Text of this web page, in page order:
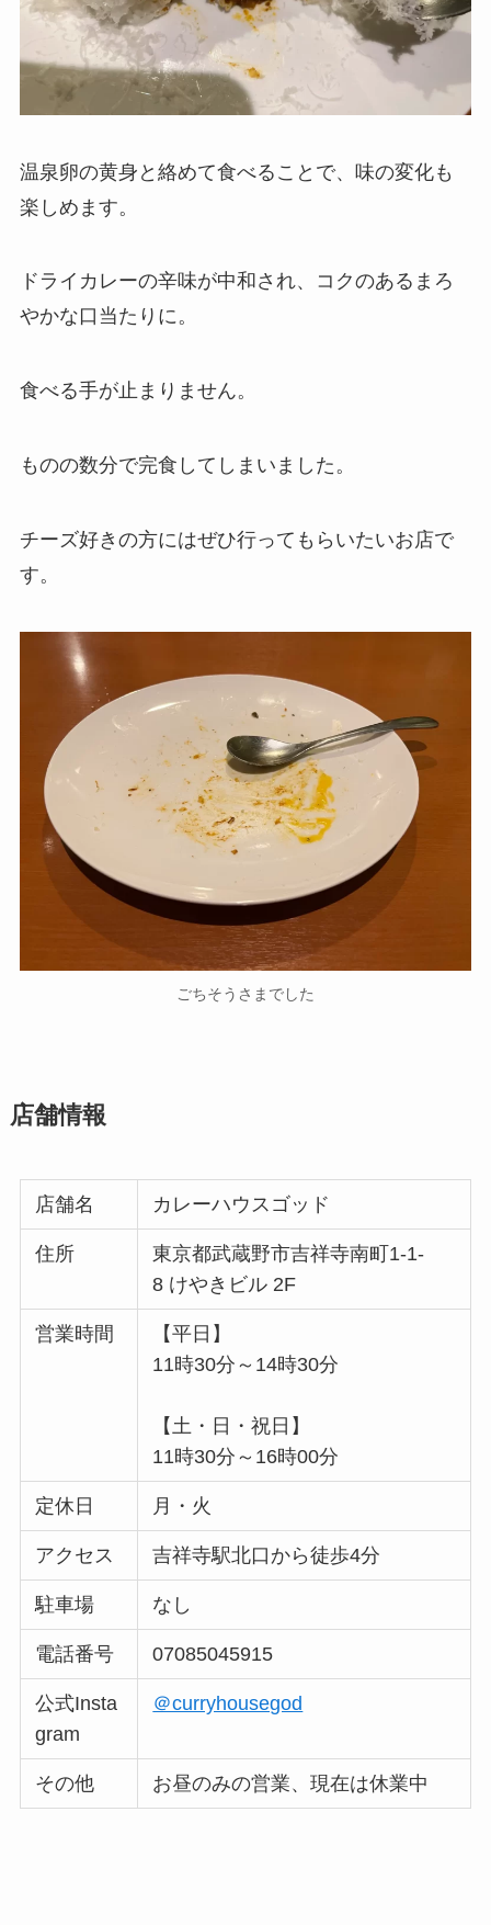
温泉卵の黄身と絡めて食べることで、味の変化も
楽しめます。
ドライカレーの辛味が中和され、コクのあるまろ
やかな口当たりに。
食べる手が止まりません。
ものの数分で完食してしまいました。
チーズ好きの方にはぜひ行ってもらいたいお店で
す。
ごちそうさまでした
店舗情報
店舗名 カレーハウスゴッド
住所
東京都武蔵野市吉祥寺南町1-1-
8 けやきビル 2F
営業時間
【平日】
11時30分～14時30分
【土・日・祝日】
11時30分～16時00分
定休日 月・火
アクセス 吉祥寺駅北口から徒歩4分
駐車場 なし
電話番号 07085045915
公式Insta
gram
＠curryhousegod
その他 お昼のみの営業、現在は休業中